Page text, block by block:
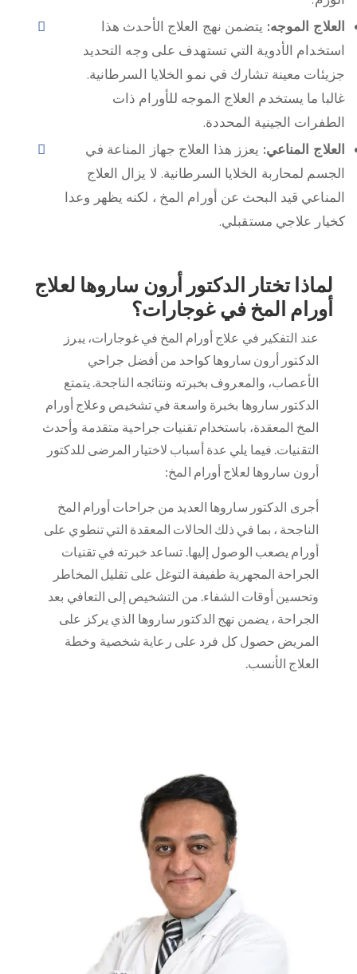
العلاج الموجه: يتضمن نهج العلاج الأحدث هذا
استخدام الأدوية التي تستهدف على وجه التحديد
جزيئات معينة تشارك في نمو الخلايا السرطانية.
غالبا ما يستخدم العلاج الموجه للأورام ذات
الطفرات الجينية المحددة.
العلاج المناعي: يعزز هذا العلاج جهاز المناعة في
الجسم لمحاربة الخلايا السرطانية. لا يزال العلاج
المناعي قيد البحث عن أورام المخ ، لكنه يظهر وعدا
كخيار علاجي مستقبلي.
لماذا تختار الدكتور أرون ساروها لعلاج
أورام المخ في غوجارات؟
عند التفكير في علاج أورام المخ في غوجارات، يبرز
الدكتور أرون ساروها كواحد من أفضل جراحي
الأعصاب، والمعروف بخبرته ونتائجه الناجحة. يتمتع
الدكتور ساروها بخبرة واسعة في تشخيص وعلاج أورام
المخ المعقدة، باستخدام تقنيات جراحية متقدمة وأحدث
التقنيات. فيما يلي عدة أسباب لاختيار المرضى للدكتور
أرون ساروها لعلاج أورام المخ:
أجرى الدكتور ساروها العديد من جراحات أورام المخ
الناجحة ، بما في ذلك الحالات المعقدة التي تنطوي على
أورام يصعب الوصول إليها. تساعد خبرته في تقنيات
الجراحة المجهرية طفيفة التوغل على تقليل المخاطر
وتحسين أوقات الشفاء. من التشخيص إلى التعافي بعد
الجراحة ، يضمن نهج الدكتور ساروها الذي يركز على
المريض حصول كل فرد على رعاية شخصية وخطة
العلاج الأنسب.